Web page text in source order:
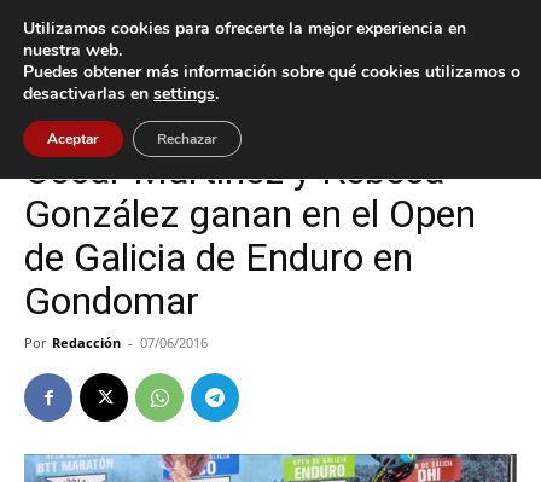
Inicio Deportes
Deportes Gondomar
Óscar Martínez y Rebeca
González ganan en el Open
de Galicia de Enduro en
Gondomar
Por Redacción - 07/06/2016
Utilizamos cookies para ofrecerte la mejor experiencia en
nuestra web.
Puedes obtener más información sobre qué cookies utilizamos o
desactivarlas en settings.
Aceptar Rechazar